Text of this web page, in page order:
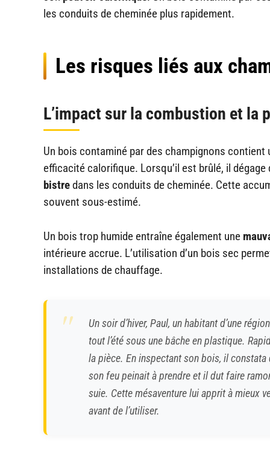
les conduits de cheminée plus rapidement.
Les risques liés aux
L’impact sur la combustion et la
Un bois contaminé par des champignons contient
efficacité calorifique. Lorsqu’il est brûlé, il
bistredans les conduits de cheminée. Cette
souvent sous-estimé.
Un bois trop humide entraîne également une
intérieure accrue. L’utilisation d’un bois sec
installations de chauffage.
Un soir d’hiver, Paul, un habitant d’une
tout l’été sous une bâche en plastique.
la pièce. En inspectant son bois, il
son feu peinait à prendre et il dut faire
suie. Cette mésaventure lui apprit à mieux
avant de l’utiliser.